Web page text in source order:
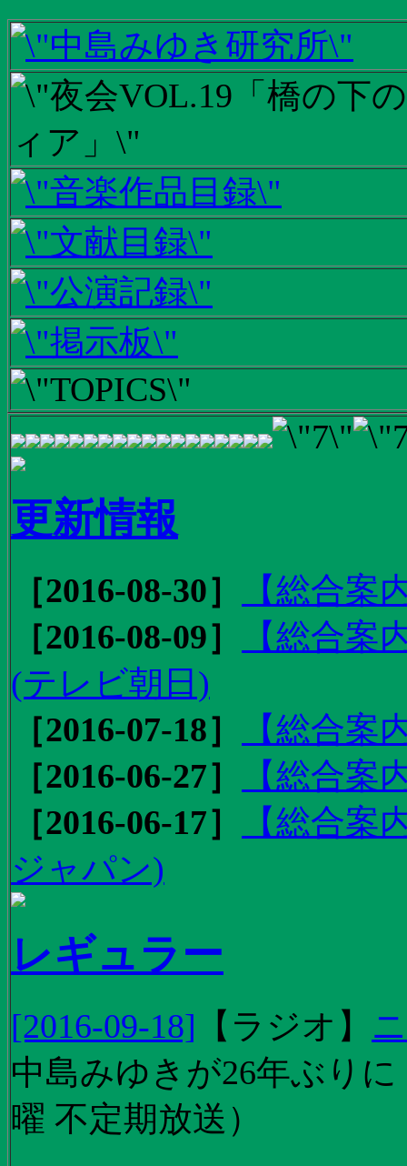
更新情報
［2016-08-30］
【総合
［2016-08-09］
【総合
(テレビ朝日)
［2016-07-18］
【総合案
［2016-06-27］
【総合案
［2016-06-17］
【総合
ジャパン)
レギュラー
[2016-09-18] 【 ラジオ 】
中島みゆきが26年ぶり
曜 不定期放送）